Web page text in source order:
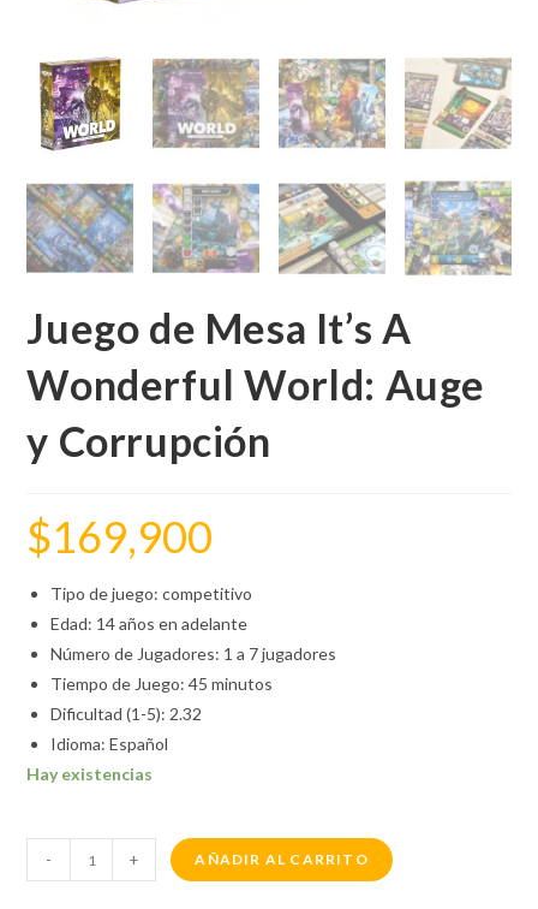
Juego de Mesa It’s A
Wonderful World: Auge
y Corrupción
$169,900
Tipo de juego: competitivo
Edad: 14 años en adelante
Número de Jugadores: 1 a 7 jugadores
Tiempo de Juego: 45 minutos
Dificultad (1-5): 2.32
Idioma: Español
Hay existencias
- + AÑADIR AL CARRITO